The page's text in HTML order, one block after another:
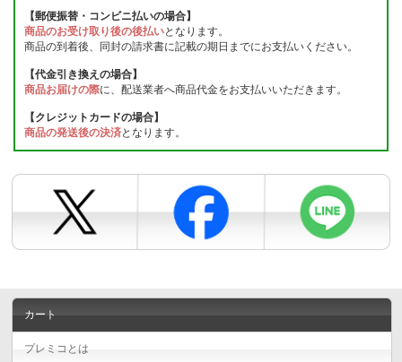
【郵便振替・コンビニ払いの場合】
商品のお受け取り後の後払いとなります。
商品の到着後、同封の請求書に記載の期日までにお支払いください。
【代金引き換えの場合】
商品お届けの際に、配送業者へ商品代金をお支払いいただきます。
【クレジットカードの場合】
商品の発送後の決済となります。
カート
プレミコとは